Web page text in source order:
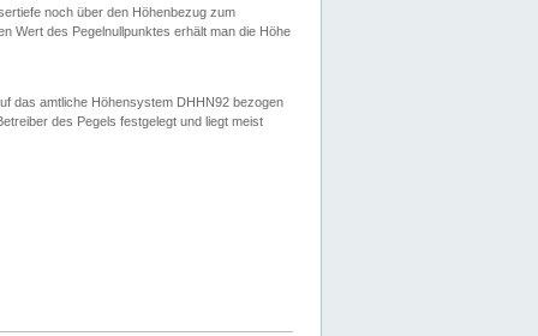
noch über den Höhenbezug zum
Wert des Pegelnullpunktes erhält man die Höhe
das amtliche Höhensystem DHHN92 bezogen
des Pegels festgelegt und liegt meist